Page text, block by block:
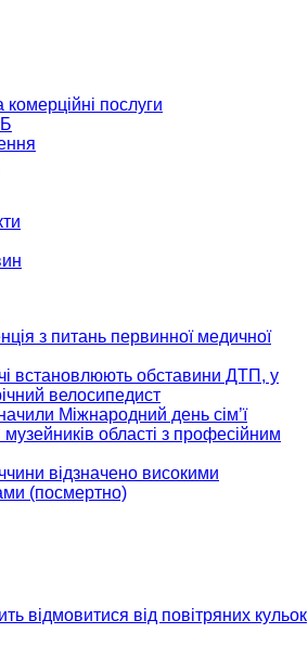
комерційні послуги
з питань первинної медичної
встановлюють обставини ДТП, у
велосипедист
Міжнародний день сім’ї
області з професійним
відзначено високими
(посмертно)
відмовитися від повітряних кульок